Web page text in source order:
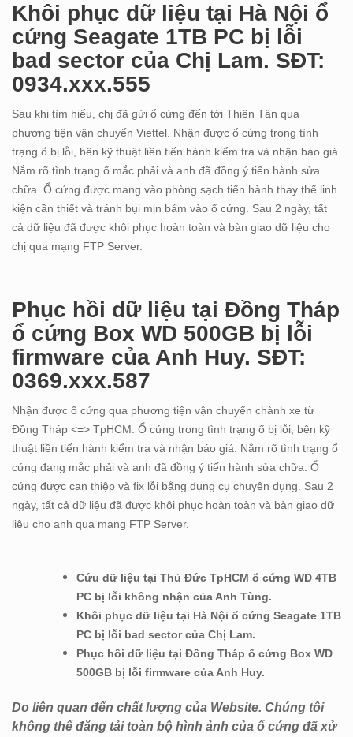
Khôi phục dữ liệu tại Hà Nội ổ
cứng Seagate 1TB PC bị lỗi
bad sector của Chị Lam. SĐT:
0934.xxx.555
Sau khi tìm hiểu, chị đã gửi ổ cứng đến tới Thiên Tân qua
phương tiện vận chuyển Viettel. Nhận được ổ cứng trong tình
trạng ổ bị lỗi, bên kỹ thuật liền tiến hành kiểm tra và nhận báo giá.
Nắm rõ tình trạng ổ mắc phải và anh đã đồng ý tiến hành sửa
chữa. Ổ cứng được mang vào phòng sạch tiến hành thay thế linh
kiện cần thiết và tránh bụi mịn bám vào ổ cứng. Sau 2 ngày, tất
cả dữ liệu đã được khôi phục hoàn toàn và bàn giao dữ liệu cho
chị qua mạng FTP Server.
Phục hồi dữ liệu tại Đồng Tháp
ổ cứng Box WD 500GB bị lỗi
firmware của Anh Huy. SĐT:
0369.xxx.587
Nhận được ổ cứng qua phương tiện vận chuyển chành xe từ
Đồng Tháp <=> TpHCM. Ổ cứng trong tình trạng ổ bị lỗi, bên kỹ
thuật liền tiến hành kiểm tra và nhận báo giá. Nắm rõ tình trạng ổ
cứng đang mắc phải và anh đã đồng ý tiến hành sửa chữa. Ổ
cứng được can thiệp và fix lỗi bằng dụng cụ chuyên dụng. Sau 2
ngày, tất cả dữ liệu đã được khôi phục hoàn toàn và bàn giao dữ
liệu cho anh qua mạng FTP Server.
Cứu dữ liệu tại Thủ Đức TpHCM ổ cứng WD 4TB
PC bị lỗi không nhận của Anh Tùng.
Khôi phục dữ liệu tại Hà Nội ổ cứng Seagate 1TB
PC bị lỗi bad sector của Chị Lam.
Phục hồi dữ liệu tại Đồng Tháp ổ cứng Box WD
500GB bị lỗi firmware của Anh Huy.
Do liên quan đến chất lượng của Website. Chúng tôi
không thể đăng tải toàn bộ hình ảnh của ổ cứng đã xử